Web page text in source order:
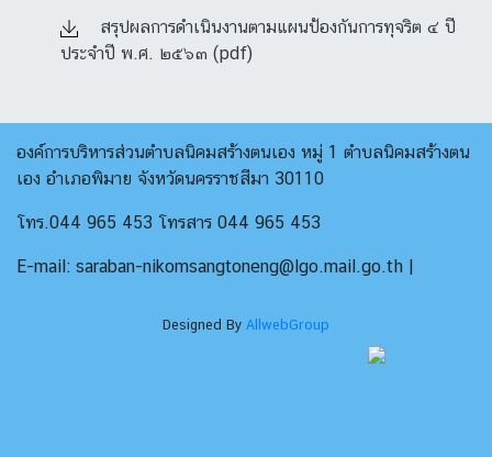
สรุปผลการดำเนินงานตามแผนป้องกันการทุจริต ๔ ปี
ประจำปี พ.ศ. ๒๕๖๓ (pdf)
องค์การบริหารส่วนตำบลนิคมสร้างตนเอง หมู่ 1 ตำบลนิคมสร้างตน
เอง อำเภอพิมาย จังหวัดนครราชสีมา 30110
โทร.044 965 453 โทรสาร 044 965 453
E-mail: saraban-nikomsangtoneng@lgo.mail.go.th |
Designed By AllwebGroup